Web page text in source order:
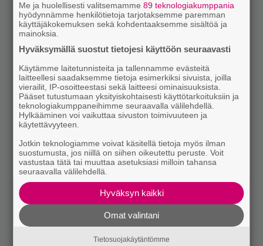
Me ja huolellisesti valitsemamme89 teknologiakumppania
hyödynnämme henkilötietoja tarjotaksemme paremman
käyttäjäkokemuksen sekä kohdentaaksemme sisältöä ja
mainoksia.
Hyväksymällä suostut tietojesi käyttöön seuraavasti
Käytämme laitetunnisteita ja tallennamme evästeitä
laitteellesi saadaksemme tietoja esimerkiksi sivuista, joilla
vierailit, IP-osoitteestasi sekä laitteesi ominaisuuksista.
Pääset tutustumaan yksityiskohtaisesti käyttötarkoituksiin ja
teknologiakumppaneihimme seuraavalla välilehdellä.
Hylkääminen voi vaikuttaa sivuston toimivuuteen ja
käytettävyyteen.
Jotkin teknologiamme voivat käsitellä tietoja myös ilman
suostumusta, jos niillä on siihen oikeutettu peruste. Voit
vastustaa tätä tai muuttaa asetuksiasi milloin tahansa
seuraavalla välilehdellä.
Hyväksyn kaikki
Omat valintani
Tietosuojakäytäntömme